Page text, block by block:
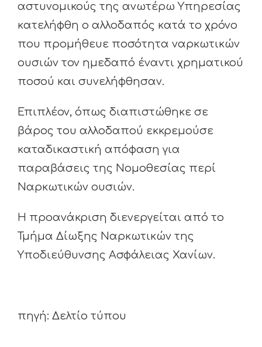
αστυνομικούς της ανωτέρω Υπηρεσίας
κατελήφθη ο αλλοδαπός κατά το χρόνο
που προμήθευε ποσότητα ναρκωτικών
ουσιών τον ημεδαπό έναντι χρηματικού
ποσού και συνελήφθησαν.
Επιπλέον, όπως διαπιστώθηκε σε
βάρος του αλλοδαπού εκκρεμούσε
καταδικαστική απόφαση για
παραβάσεις της Νομοθεσίας περί
Ναρκωτικών ουσιών.
Η προανάκριση διενεργείται από το
Τμήμα Δίωξης Ναρκωτικών της
Υποδιεύθυνσης Ασφάλειας Χανίων.
πηγή: Δελτίο τύπου